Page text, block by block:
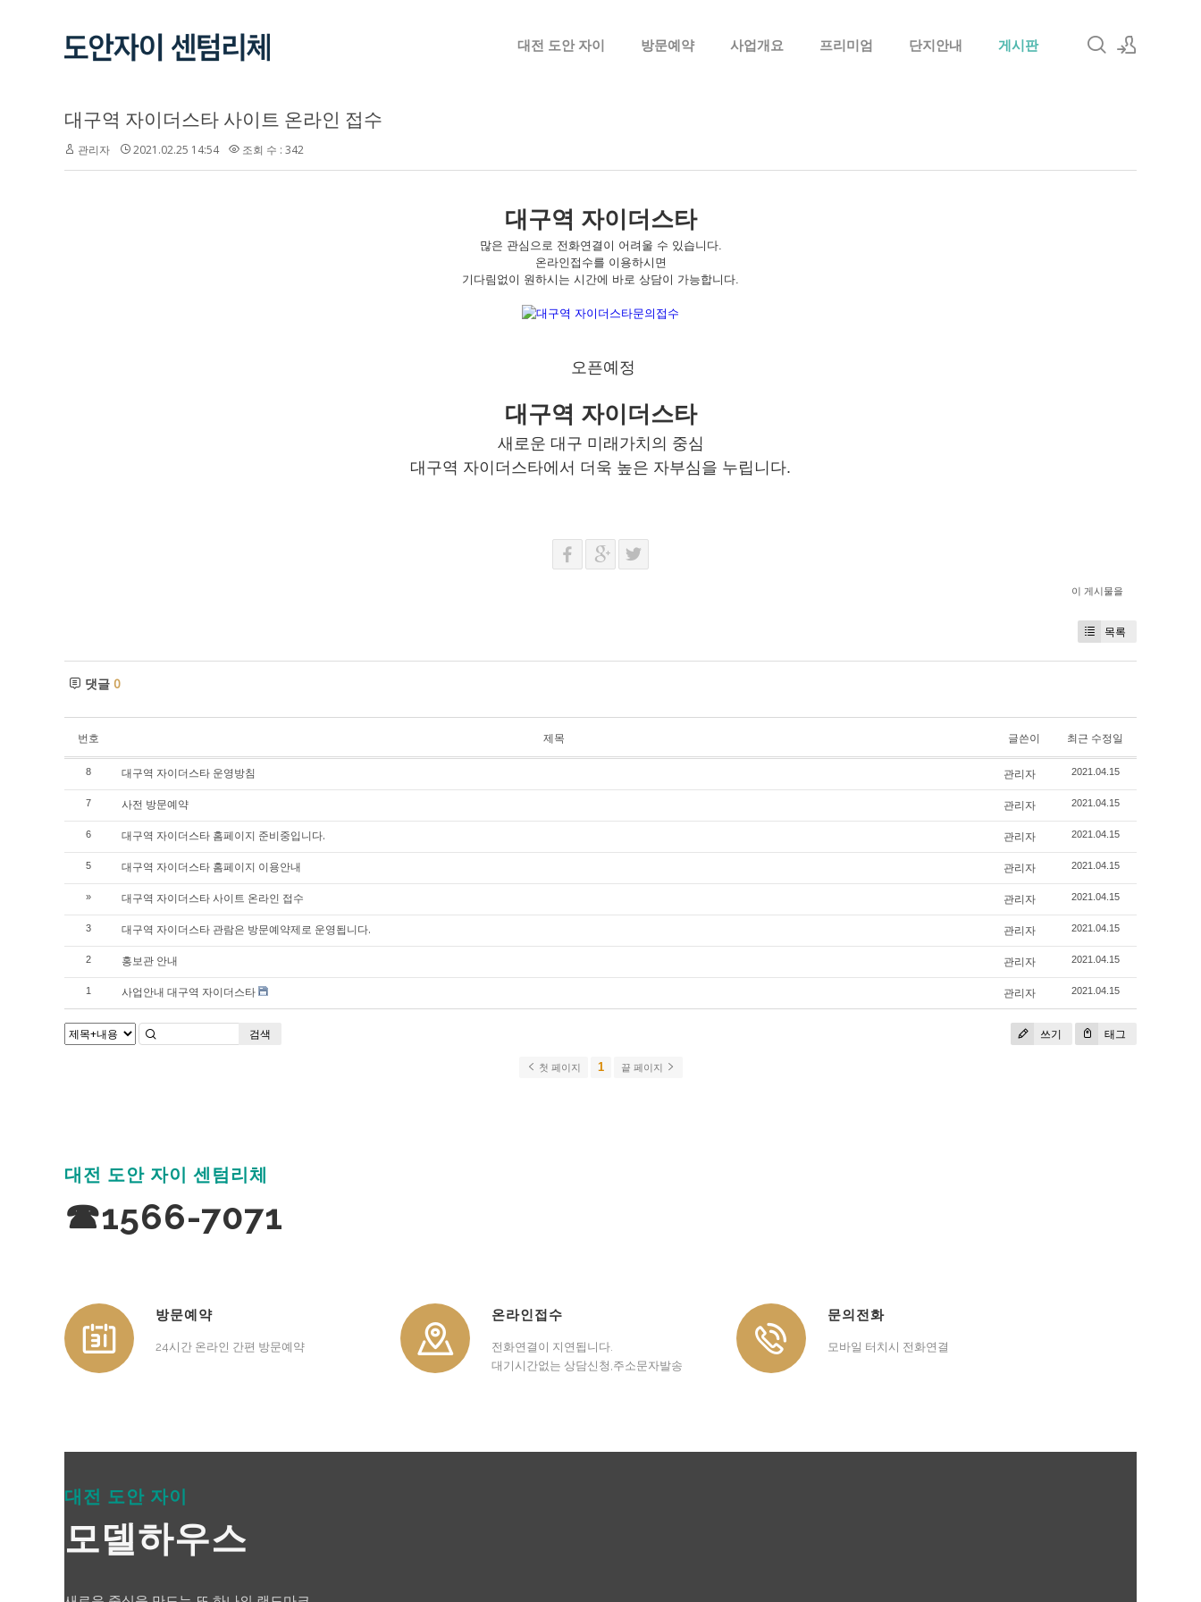
대전 도안 자이 방문예약 사업개요 프리미엄 단지안내 게시판
대구역 자이더스타 사이트 온라인 접수
관리자 2021.02.25 14:54 조회 수 : 342
대구역 자이더스타
많은 관심으로 전화연결이 어려울 수 있습니다.
온라인접수를 이용하시면
기다림없이 원하시는 시간에 바로 상담이 가능합니다.
오픈예정
대구역 자이더스타
새로운 대구 미래가치의 중심
대구역 자이더스타에서 더욱 높은 자부심을 누립니다.
이 게시물을
목록
댓글 0
번호 제목 글쓴이 최근 수정일
8 대구역 자이더스타 운영방침 관리자 2021.04.15
7 사전 방문예약 관리자 2021.04.15
6 대구역 자이더스타 홈페이지 준비중입니다. 관리자 2021.04.15
5 대구역 자이더스타 홈페이지 이용안내 관리자 2021.04.15
» 대구역 자이더스타 사이트 온라인 접수 관리자 2021.04.15
3 대구역 자이더스타 관람은 방문예약제로 운영됩니다. 관리자 2021.04.15
2 홍보관 안내 관리자 2021.04.15
1 사업안내 대구역 자이더스타 관리자 2021.04.15
쓰기 태그
검색
첫 페이지 1 끝 페이지
대전 도안 자이 센텀리체
☎1566-7071
방문예약
24시간 온라인 간편 방문예약
온라인접수
전화연결이 지연됩니다.
대기시간없는 상담신청,주소문자발송
문의전화
모바일 터치시 전화연결
대전 도안 자이
모델하우스